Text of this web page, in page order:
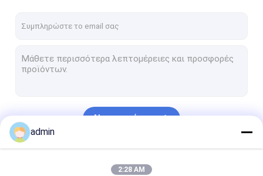
Να συνεχίσει
admin
2:28 AM